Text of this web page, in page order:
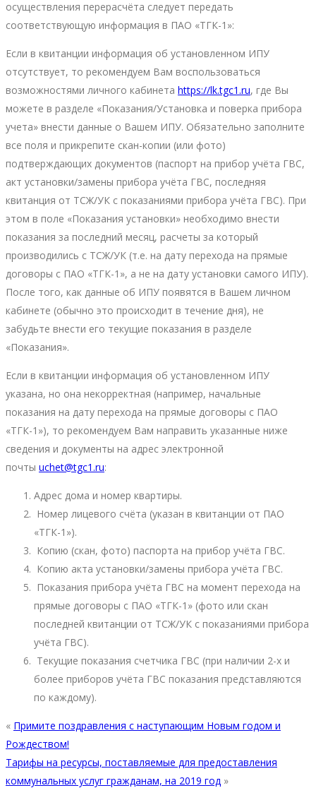
осуществления перерасчёта следует передать
соответствующую информация в ПАО «ТГК-1»:
Если в квитанции информация об установленном ИПУ
отсутствует, то рекомендуем Вам воспользоваться
возможностями личного кабинета https://lk.tgc1.ru, где Вы
можете в разделе «Показания/Установка и поверка прибора
учета» внести данные о Вашем ИПУ. Обязательно заполните
все поля и прикрепите скан-копии (или фото)
подтверждающих документов (паспорт на прибор учёта ГВС,
акт установки/замены прибора учёта ГВС, последняя
квитанция от ТСЖ/УК с показаниями прибора учёта ГВС). При
этом в поле «Показания установки» необходимо внести
показания за последний месяц, расчеты за который
производились с ТСЖ/УК (т.е. на дату перехода на прямые
договоры с ПАО «ТГК-1», а не на дату установки самого ИПУ).
После того, как данные об ИПУ появятся в Вашем личном
кабинете (обычно это происходит в течение дня), не
забудьте внести его текущие показания в разделе
«Показания».
Если в квитанции информация об установленном ИПУ
указана, но она некорректная (например, начальные
показания на дату перехода на прямые договоры с ПАО
«ТГК-1»), то рекомендуем Вам направить указанные ниже
сведения и документы на адрес электронной
почты uchet@tgc1.ru:
Адрес дома и номер квартиры.
Номер лицевого счёта (указан в квитанции от ПАО
«ТГК-1»).
Копию (скан, фото) паспорта на прибор учёта ГВС.
Копию акта установки/замены прибора учёта ГВС.
Показания прибора учёта ГВС на момент перехода на
прямые договоры с ПАО «ТГК-1» (фото или скан
последней квитанции от ТСЖ/УК с показаниями прибора
учёта ГВС).
Текущие показания счетчика ГВС (при наличии 2-х и
более приборов учёта ГВС показания представляются
по каждому).
« Примите поздравления с наступающим Новым годом и
Рождеством!
Тарифы на ресурсы, поставляемые для предоставления
коммунальных услуг гражданам, на 2019 год »